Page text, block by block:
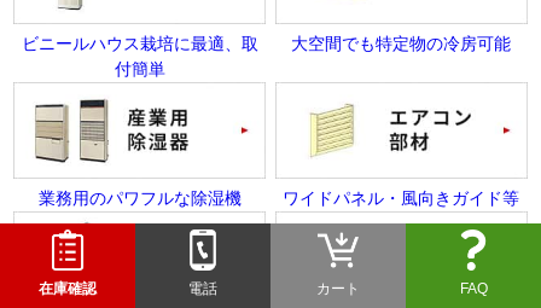
ビニールハウス栽培に最適、取
付簡単
大空間でも特定物の冷房可能
業務用のパワフルな除湿機 ワイドパネル・風向きガイド等
在庫確認 電話 カート FAQ